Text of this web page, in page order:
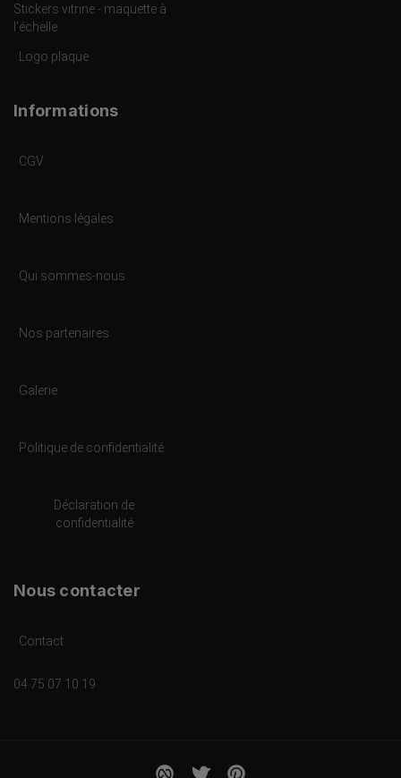
Stickers vitrine - maquette à
l’échelle
Logo plaque
Informations
CGV
Mentions légales
Qui sommes-nous
Nos partenaires
Galerie
Politique de confidentialité
Déclaration de
confidentialité
Nous contacter
Contact
04 75 07 10 19